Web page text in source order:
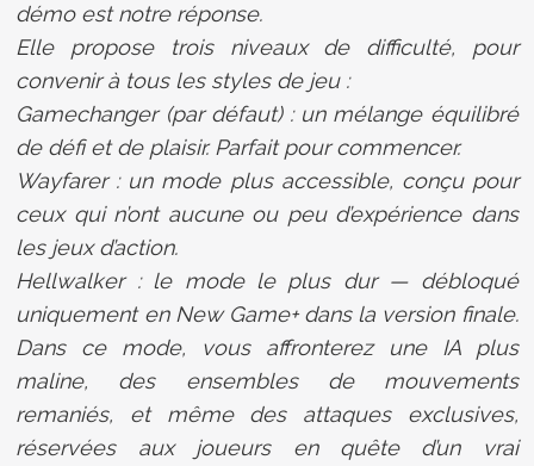
démo est notre réponse.
Elle propose trois niveaux de difficulté, pour
convenir à tous les styles de jeu :
Gamechanger (par défaut) : un mélange équilibré
de défi et de plaisir. Parfait pour commencer.
Wayfarer : un mode plus accessible, conçu pour
ceux qui n’ont aucune ou peu d’expérience dans
les jeux d’action.
Hellwalker : le mode le plus dur — débloqué
uniquement en New Game+ dans la version finale.
Dans ce mode, vous affronterez une IA plus
maline, des ensembles de mouvements
remaniés, et même des attaques exclusives,
réservées aux joueurs en quête d’un vrai